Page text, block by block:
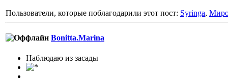
Пользователи, которые поблагодарили этот пост: Syringa,
Bonitta.Marina
Наблюдаю из засады